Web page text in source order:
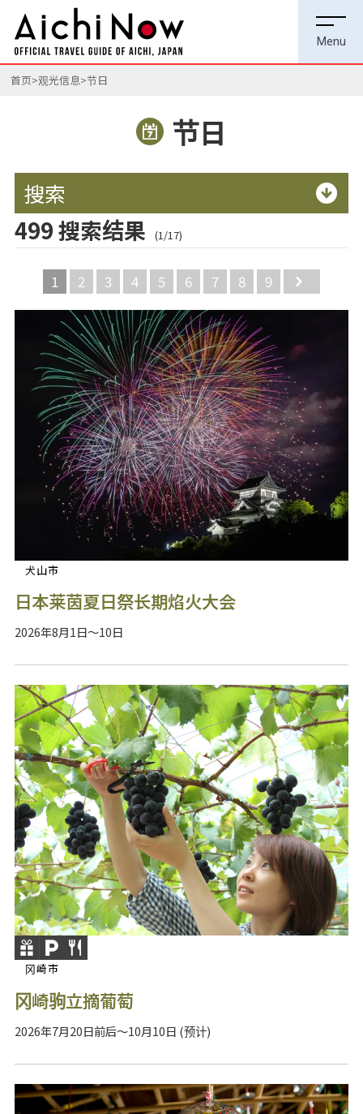
首页 观光信息 节日
节日
搜索
499 搜索结果 (1/17)
1 2 3 4 5 6 7 8 9
犬山市
日本莱茵夏日祭长期焰火大会
2026年8月1日～10日
冈崎市
冈崎驹立摘葡萄
2026年7月20日前后～10月10日 (预计)